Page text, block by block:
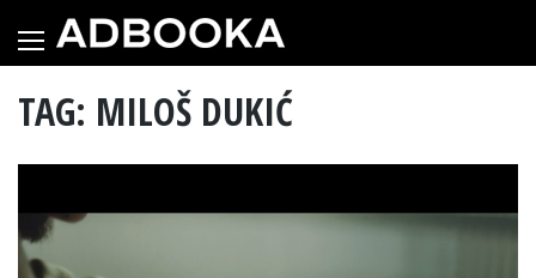
content
TAG: MILOŠ DUKIĆ